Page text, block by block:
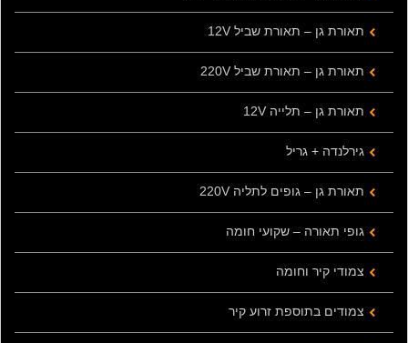
תאורת גן – תאורת שביל 12V
תאורת גן – תאורת שביל 220V
תאורת גן – תלייה 12V
גירלנדה + גריל
תאורת גן – גופים לתליה 220V
גופי תאורה – שקועי חומה
צמודי קיר וחומה
צמודים בתוספת זרוע קיר